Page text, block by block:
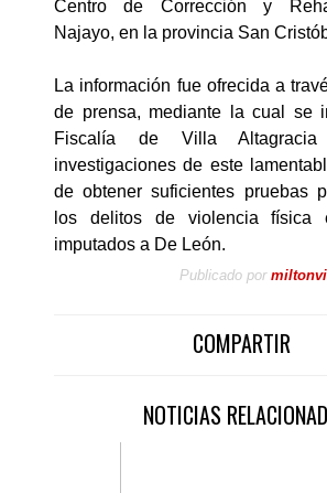
Centro de Corrección y
Najayo, en la provincia San
La información fue ofrecida a
de prensa, mediante la cual se
Fiscalía de Villa
investigaciones de este
de obtener suficientes pruebas
los delitos de violencia física
imputados a De León.
Publicado por
COMPARTIR
NOTICIAS